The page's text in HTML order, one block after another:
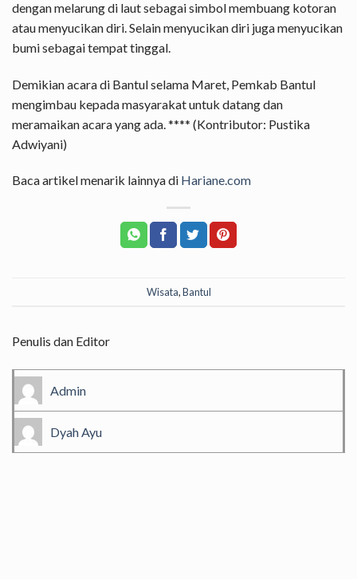
dengan melarung di laut sebagai simbol membuang kotoran
atau menyucikan diri. Selain menyucikan diri juga menyucikan
bumi sebagai tempat tinggal.
Demikian acara di Bantul selama Maret, Pemkab Bantul
mengimbau kepada masyarakat untuk datang dan
meramaikan acara yang ada. **** (Kontributor: Pustika
Adwiyani)
Baca artikel menarik lainnya di Hariane.com
Wisata,Bantul
Penulis dan Editor
Admin
Dyah Ayu